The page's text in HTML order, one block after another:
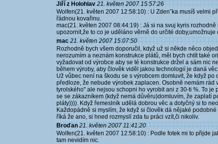
Jiří z Holohlav 21. květen 2007 15:57:26
Wolfen(21. květen 2007 12:58:10) : U Zdenˇka musíš velmi
řádnou kovařinu.
mac(21. květen 2007 08:44:19) : Já si na svuj kyris
upozornit,že to co je uděláno věrně do určité
mac 21. květen 2007 15:07:50
Rozhodně bych všem doporučil, když už si někde něco
nerozumím a neznám konstrukce plátů, měl bych chtít také
vyžadovat od výrobce aby se té konstrukce držel a sám nic
během výroby, aby člověk viděl jakou technologií je daná
Už vůbec není na škodu se s výrobcem domluvit, že když
předloze, že nebude výrobek zaplacen. Osobně nemám
tyrolského" ale nejsou schopni ho vyrobit ani z 30-ti %. To
se se zákazníkem (když nemá důvěru)domluvím, že zaplatí
pláty)))). Když řemeslník udělá dobrou věc a dotyčný si to
Každopádně si myslím, že když si člověk dá nějaké
říká že ano, si hned rozmyslí zda tu práci vzít,či nikoliv.
Broďan 21. květen 2007 11:41:20
Wolfen(21. květen 2007 12:58:10) : Podle fotek mi to přijde
tam nevidím nic.